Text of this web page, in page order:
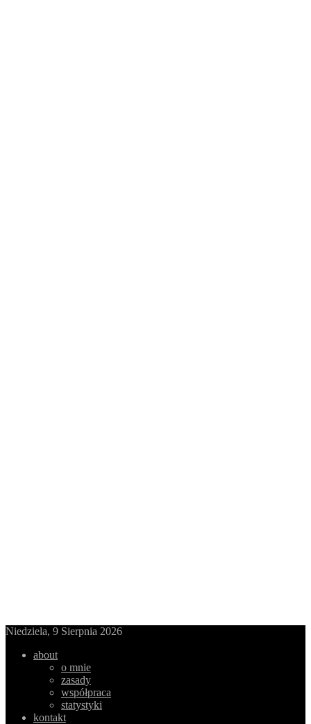
Niedziela, 9 Sierpnia 2026
about
o mnie
zasady
współpraca
statystyki
kontakt